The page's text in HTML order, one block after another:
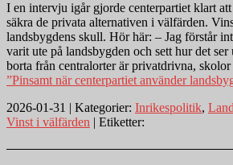
I en intervju igår gjorde centerpartiet klart
säkra de privata alternativen i välfärden.
landsbygdens skull. Hör här: – Jag förstår
varit ute på landsbygden och sett hur det
borta från centralorter är privatdrivna,
”Pinsamt när centerpartiet använder
2026-01-31 | Kategorier: Inrikespolitik,
Vinst i välfärden | Etiketter: